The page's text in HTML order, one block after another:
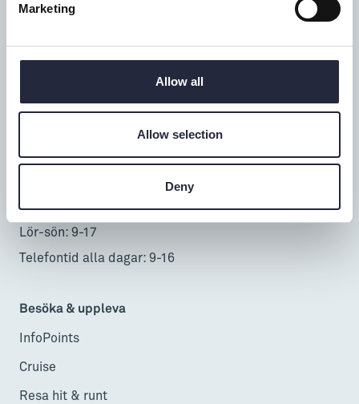
Marketing
Allow all
Allow selection
Deny
Mån-fre: 9-18
Lör-sön: 9-17
Telefontid alla dagar: 9-16
Besöka & uppleva
InfoPoints
Cruise
Resa hit & runt